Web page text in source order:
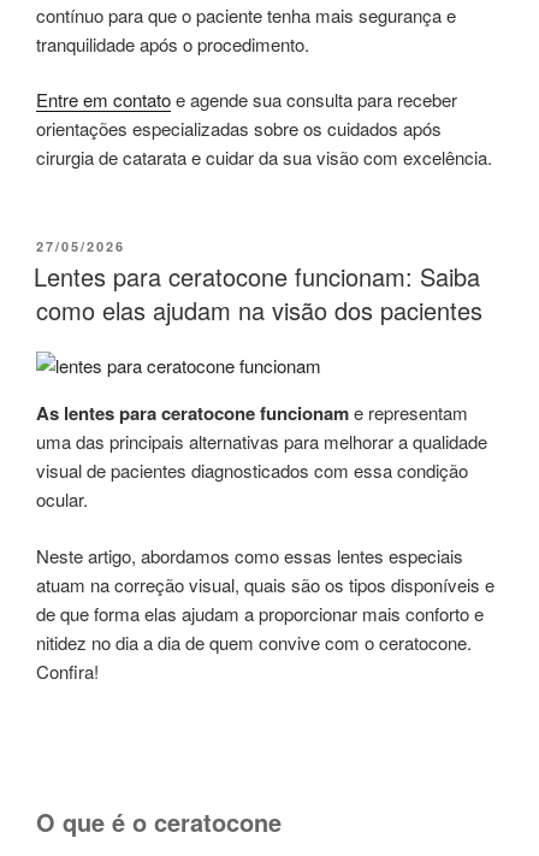
contínuo para que o paciente tenha mais segurança e
tranquilidade após o procedimento.
Entre em contatoe agende sua consulta para receber
orientações especializadas sobre os cuidados após
cirurgia de catarata e cuidar da sua visão com excelência.
PUBLICADO
EM
27/05/2026
Lentes para ceratocone funcionam: Saiba
como elas ajudam na visão dos pacientes
As lentes para ceratocone funcioname representam
uma das principais alternativas para melhorar a qualidade
visual de pacientes diagnosticados com essa condição
ocular.
Neste artigo, abordamos como essas lentes especiais
atuam na correção visual, quais são os tipos disponíveis e
de que forma elas ajudam a proporcionar mais conforto e
nitidez no dia a dia de quem convive com o ceratocone.
Confira!
O que é o ceratocone